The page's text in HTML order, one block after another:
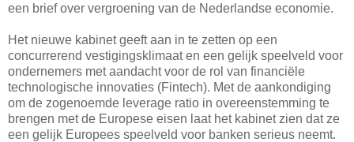
een brief over vergroening van de Nederlandse economie.
Het nieuwe kabinet geeft aan in te zetten op een
concurrerend vestigingsklimaat en een gelijk speelveld voor
ondernemers met aandacht voor de rol van financiële
technologische innovaties (Fintech). Met de aankondiging
om de zogenoemde leverage ratio in overeenstemming te
brengen met de Europese eisen laat het kabinet zien dat ze
een gelijk Europees speelveld voor banken serieus neemt.